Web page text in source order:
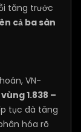
tăng trước
cả ba sàn
VN-
vùng 1.838 –
tục đà tăng
hóa rõ